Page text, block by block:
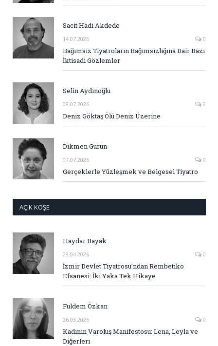
Sacit Hadi Akdede
14.07.2026 0
Bağımsız Tiyatroların Bağımsızlığına Dair Bazı
İktisadi Gözlemler
Selin Aydınoğlu
08.07.2026 2
Deniz Göktaş Ölü Deniz Üzerine
Dikmen Gürün
07.07.2026 0
Gerçeklerle Yüzleşmek ve Belgesel Tiyatro
AÇIK KÖŞE
Haydar Bayak
29.04.2026 0
İzmir Devlet Tiyatrosu’ndan Rembetiko
Efsanesi: İki Yaka Tek Hikaye
Fuldem Özkan
26.03.2026 0
Kadının Varoluş Manifestosu: Lena, Leyla ve
Diğerleri